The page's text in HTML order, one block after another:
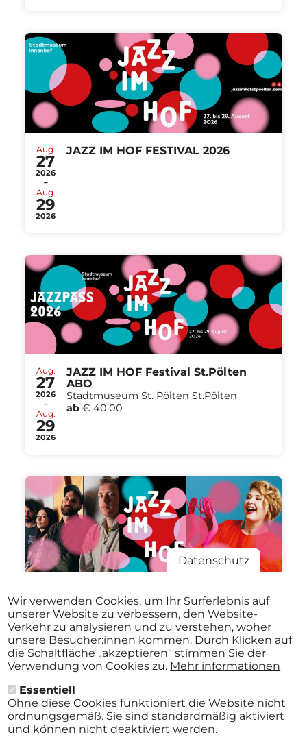
Aug.
27
2026
-
Aug.
29
2026
JAZZ IM HOF FESTIVAL 2026
Aug.
27
2026
-
Aug.
29
2026
JAZZ IM HOF Festival St.Pölten
ABO
Stadtmuseum St. Pölten St.Pölten
ab € 40,00
27
2026
19:30 Uhr
VICTORIA KIRILOVA QUARTET /
KARIN BACHNER & BIG BAND
Stadtmuseum St. Pölten St.Pölten
ab€ 12,00
Datenschutz
Wir verwenden Cookies, um Ihr Surferlebnis auf
unserer Website zu verbessern, den Website-
Verkehr zu analysieren und zu verstehen, woher
unsere Besucher:innen kommen. Durch Klicken auf
die Schaltfläche „akzeptieren“ stimmen Sie der
Verwendung von Cookies zu. Mehr informationen
Essentiell
Ohne diese Cookies funktioniert die Website nicht
ordnungsgemäß. Sie sind standardmäßig aktiviert
und können nicht deaktiviert werden.